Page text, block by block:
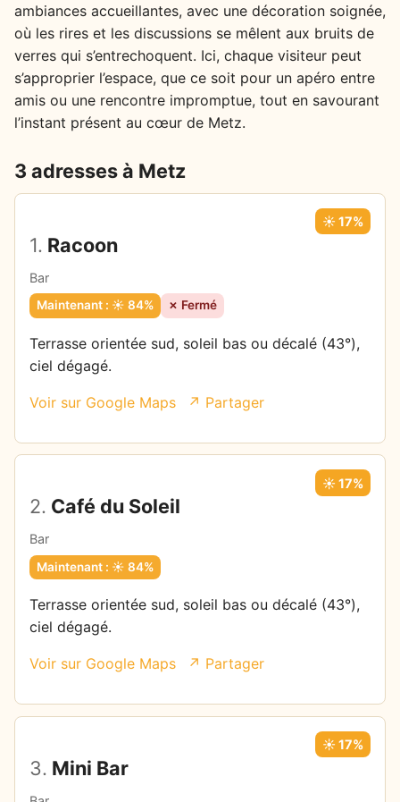
ambiances accueillantes, avec une décoration soignée,
où les rires et les discussions se mêlent aux bruits de
verres qui s’entrechoquent. Ici, chaque visiteur peut
s’approprier l’espace, que ce soit pour un apéro entre
amis ou une rencontre impromptue, tout en savourant
l’instant présent au cœur de Metz.
3 adresses à Metz
1. Racoon
Bar
☀️ 17%
Maintenant : ☀️ 84% ✗ Fermé
Terrasse orientée sud, soleil bas ou décalé (43°),
ciel dégagé.
Voir sur Google Maps ↗ Partager
2. Café du Soleil
Bar
☀️ 17%
Maintenant : ☀️ 84%
Terrasse orientée sud, soleil bas ou décalé (43°),
ciel dégagé.
Voir sur Google Maps ↗ Partager
3. Mini Bar
☀️ 17%